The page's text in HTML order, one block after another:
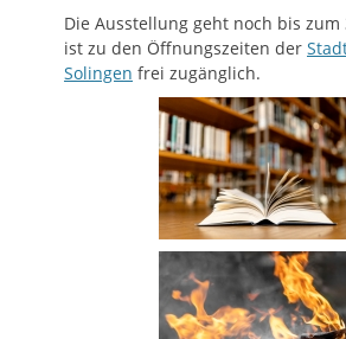
Die Ausstellung geht noch bis zum
ist zu den Öffnungszeiten der
Solingen frei zugänglich.